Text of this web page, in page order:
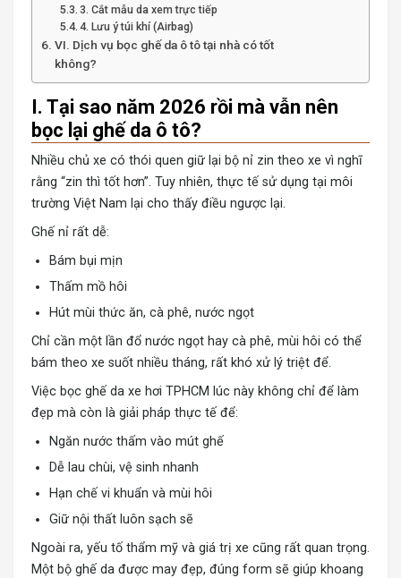
3. Cắt mẫu da xem trực tiếp
4. Lưu ý túi khí (Airbag)
VI. Dịch vụ bọc ghế da ô tô tại nhà có tốt
không?
I. Tại sao năm 2026 rồi mà vẫn nên
bọc lại ghế da ô tô?
Nhiều chủ xe có thói quen giữ lại bộ nỉ zin theo xe vì nghĩ
rằng “zin thì tốt hơn”. Tuy nhiên, thực tế sử dụng tại môi
trường Việt Nam lại cho thấy điều ngược lại.
Ghế nỉ rất dễ:
Bám bụi mịn
Thấm mồ hôi
Hút mùi thức ăn, cà phê, nước ngọt
Chỉ cần một lần đổ nước ngọt hay cà phê, mùi hôi có thể
bám theo xe suốt nhiều tháng, rất khó xử lý triệt để.
Việc bọc ghế da xe hơi TPHCM lúc này không chỉ để làm
đẹp mà còn là giải pháp thực tế để:
Ngăn nước thấm vào mút ghế
Dễ lau chùi, vệ sinh nhanh
Hạn chế vi khuẩn và mùi hôi
Giữ nội thất luôn sạch sẽ
Ngoài ra, yếu tố thẩm mỹ và giá trị xe cũng rất quan trọng.
Một bộ ghế da được may đẹp, đúng form sẽ giúp khoang